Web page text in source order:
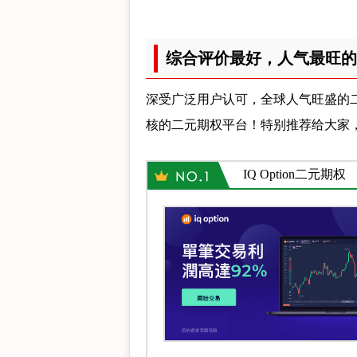
综合评价最好，人气最旺
深受广泛用户认可，全球人气旺盛的
核的二元期权平台！特别推荐给大家
IQ Option二元期权